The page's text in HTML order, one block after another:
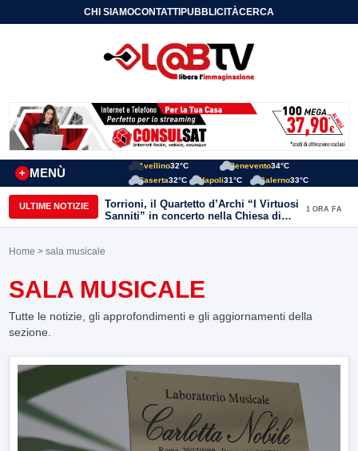
CHI SIAMOCONTATTIPUBBLICITÀCERCA
MENÙ
+
Avellino32°C Benevento34°C
Caserta32°C Napoli31°C Salerno33°C
ULTIME NOTIZIE
Torrioni, il Quartetto d’Archi “I Virtuosi
Sanniti” in concerto nella Chiesa di
San Michele Arcangelo
1 ORA FA
Home > sala musicale
SALA MUSICALE
Tutte le notizie, gli approfondimenti e gli aggiornamenti della
sezione.